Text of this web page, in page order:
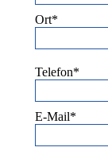
Ort*
Telefon*
E-Mail*